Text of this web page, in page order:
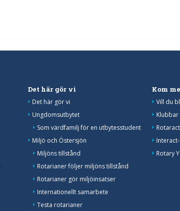
Det här gör vi
Det här gör vi
Ungdomsutbytet
Som värdfamilj för en utbytesstudent
Miljö och Östersjön
Miljöns tillstånd
Rotarianer följer miljöns tillstånd
Rotarianer gör miljöinsatser
Internationellt samarbete
Testa rotarianer
Kom
Vill du
Rotary